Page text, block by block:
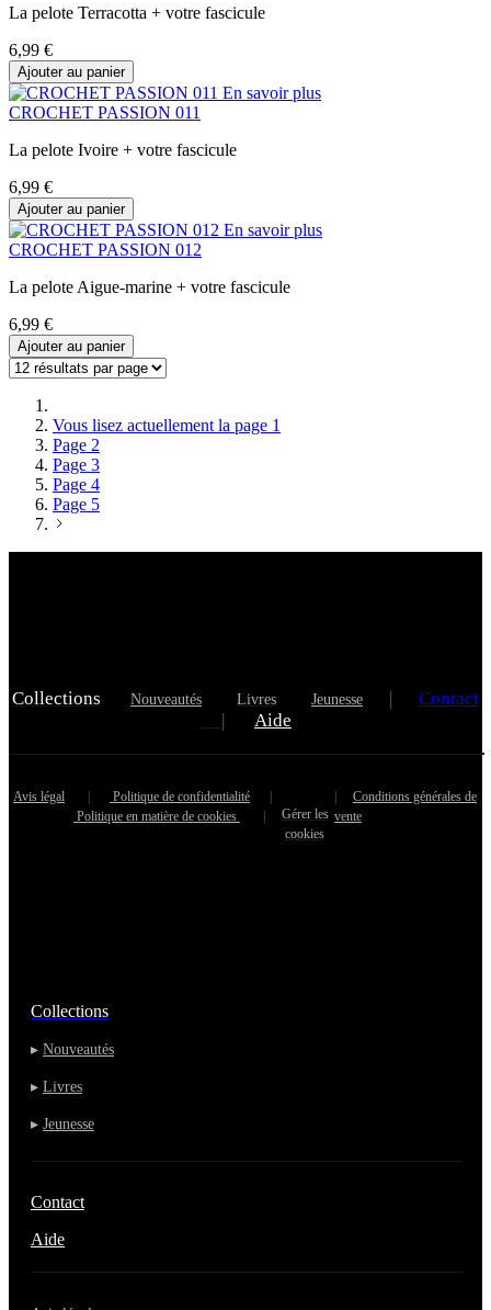
La pelote Terracotta + votre fascicule
6,99 €
Ajouter au panier
En savoir plus
CROCHET PASSION 011
La pelote Ivoire + votre fascicule
6,99 €
Ajouter au panier
En savoir plus
CROCHET PASSION 012
La pelote Aigue-marine + votre fascicule
6,99 €
Ajouter au panier
Vous lisez actuellement la page 1
Page 2
Page 3
Page 4
Page 5
Collections Nouveautés Livres Jeunesse |
Contact
|
Aide
Avis légal | Politique de confidentialité
|
Politique en matière de cookies
|
Gérer les
cookies
| Conditions générales de
vente
Collections
▸ Nouveautés
▸ Livres
▸ Jeunesse
Contact
Aide